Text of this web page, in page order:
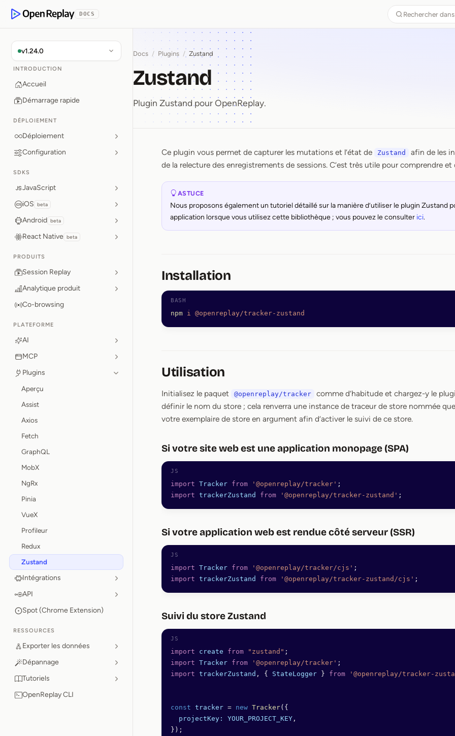
OpenReplay
DOCS Rechercher
v1.24.0
INTRODUCTION
Accueil
Démarrage rapide
DÉPLOIEMENT
Déploiement
Configuration
SDKS
JavaScript
iOS beta
Android beta
React Native beta
PRODUITS
Session Replay
Analytique produit
Co-browsing
PLATEFORME
AI
MCP
Plugins
Aperçu
Assist
Axios
Fetch
GraphQL
MobX
NgRx
Pinia
VueX
Profileur
Redux
Zustand
Intégrations
API
Spot (Chrome Extension)
RESSOURCES
Exporter les données
Dépannage
Tutoriels
OpenReplay CLI
Docs / Plugins / Zustand
Zustand
Plugin Zustand pour OpenReplay.
Zustand
Ce plugin vous permet de capturer les mutations et l’état de Zustand
afin de les
de la relecture des enregistrements de sessions. C’est très utile pour comprendre et
ASTUCE
Nous proposons également un tutoriel détaillé sur la manière d’utiliser le plugin Zustand
application lorsque vous utilisez cette bibliothèque ; vous pouvez le consulter ici.
Installation
npm i @openreplay/tracker-zustand
Utilisation
Initialisez le paquet @openreplay/tracker
comme d’habitude et chargez-y le
définir le nom du store ; cela renverra une instance de traceur de store nommée
votre exemplaire de store en argument afin d’activer le suivi de ce store.
Si votre site web est une application monopage (SPA)
import Tracker from '@openreplay/tracker' ;
import trackerZustand from '@openreplay/tracker-zustand' ;
Si votre application web est rendue côté serveur (SSR)
import Tracker from '@openreplay/tracker/cjs' ;
import trackerZustand from '@openreplay/tracker-zustand/cjs' ;
Suivi du store Zustand
import create from "zustand" ;
import Tracker from '@openreplay/tracker' ;
import trackerZustand , { StateLogger } from '@openreplay/tracker-
const tracker = new Tracker({
  projectKey:
YOUR_PROJECT_KEY ,
});